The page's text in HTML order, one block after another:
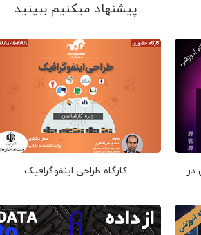
پیشنهاد می‎کنیم ببینید
کارگاه طراحی اینفوگرافیک
در